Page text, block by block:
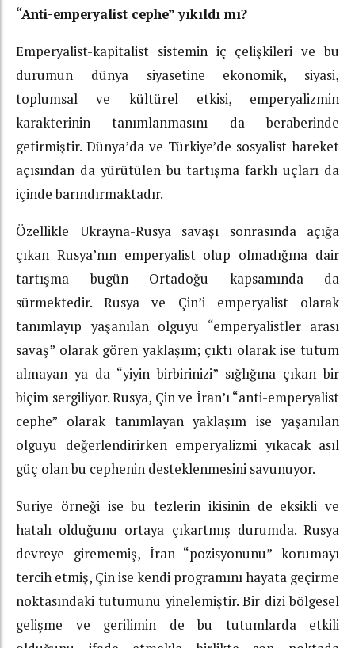
“Anti-emperyalist cephe” yıkıldı mı?
Emperyalist-kapitalist sistemin iç çelişkileri ve bu
durumun dünya siyasetine ekonomik, siyasi,
toplumsal ve kültürel etkisi, emperyalizmin
karakterinin tanımlanmasını da beraberinde
getirmiştir. Dünya’da ve Türkiye’de sosyalist hareket
açısından da yürütülen bu tartışma farklı uçları da
içinde barındırmaktadır.
Özellikle Ukrayna-Rusya savaşı sonrasında açığa
çıkan Rusya’nın emperyalist olup olmadığına dair
tartışma bugün Ortadoğu kapsamında da
sürmektedir. Rusya ve Çin’i emperyalist olarak
tanımlayıp yaşanılan olguyu “emperyalistler arası
savaş” olarak gören yaklaşım; çıktı olarak ise tutum
almayan ya da “yiyin birbirinizi” sığlığına çıkan bir
biçim sergiliyor. Rusya, Çin ve İran’ı “anti-emperyalist
cephe” olarak tanımlayan yaklaşım ise yaşanılan
olguyu değerlendirirken emperyalizmi yıkacak asıl
güç olan bu cephenin desteklenmesini savunuyor.
Suriye örneği ise bu tezlerin ikisinin de eksikli ve
hatalı olduğunu ortaya çıkartmış durumda. Rusya
devreye girememiş, İran “pozisyonunu” korumayı
tercih etmiş, Çin ise kendi programını hayata geçirme
noktasındaki tutumunu yinelemiştir. Bir dizi bölgesel
gelişme ve gerilimin de bu tutumlarda etkili